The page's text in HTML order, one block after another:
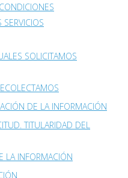
SOLICITAMOS
DE LA INFORMACIÓN
TITULARIDAD DEL
LA INFORMACIÓN